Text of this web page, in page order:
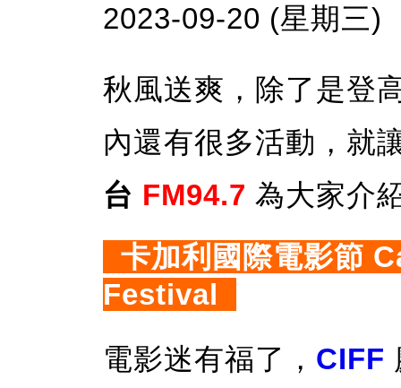
2023-09-20 (星期三)
秋風送爽，除了是登
內還有很多活動，就
台 FM94.7 為大家介
卡加利國際電影節
Festival
電影迷有福了， CIFF